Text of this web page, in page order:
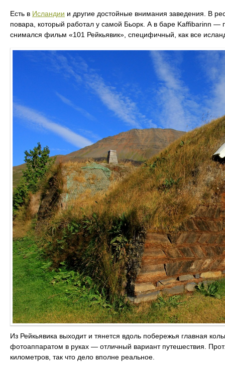
Есть в Исландии и другие достойные внимания заведения. В
повара, который работал у самой Бьорк. А в баре Kaffibarinn —
снимался фильм «101 Рейкьявик», специфичный, как все
Из Рейкьявика выходит и тянется вдоль побережья главная
фотоаппаратом в руках — отличный вариант путешествия.
километров, так что дело вполне реальное.